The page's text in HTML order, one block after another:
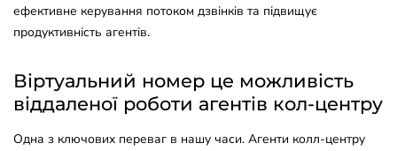
ефективне керування потоком дзвінків та підвищує
продуктивність агентів.
Віртуальний номер це можливість
віддаленої роботи агентів кол-центру
Одна з ключових переваг в нашу часи. Агенти колл-центру